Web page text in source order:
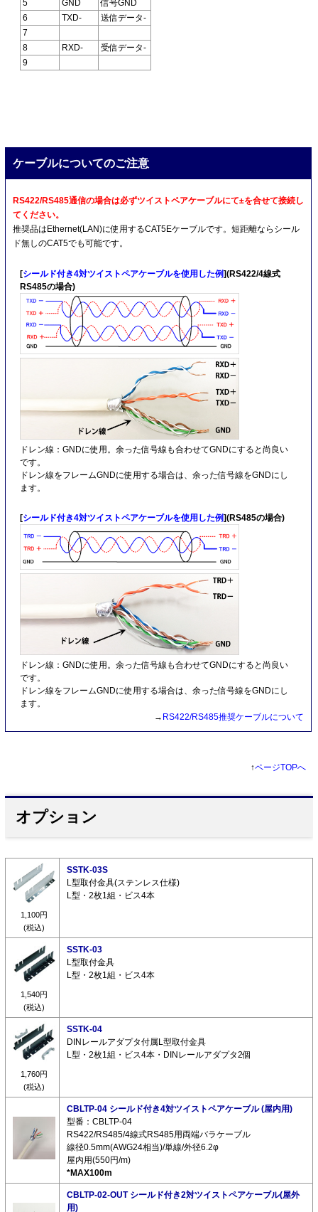
5 GND
信号GND
6
TXD-
送信データ-
7
8
RXD-
受信データ-
9
ケーブルについてのご注意
RS422/RS485通信の場合は必ずツイストペアケーブルにて±を合せて接続し
てください。
推奨品はEthernet(LAN)に使用するCAT5Eケーブルです。短距離ならシール
ド無しのCAT5でも可能です。
[シールド付き4対ツイストペアケーブルを使用した例](RS422/4線式
RS485の場合)
ドレン線：GNDに使用。余った信号線も合わせてGNDにすると尚良い
です。
ドレン線をフレームGNDに使用する場合は、余った信号線をGNDにし
ます。
[シールド付き4対ツイストペアケーブルを使用した例](RS485の場合)
ドレン線：GNDに使用。余った信号線も合わせてGNDにすると尚良い
です。
ドレン線をフレームGNDに使用する場合は、余った信号線をGNDにし
ます。
→ RS422/RS485推奨ケーブルについて
↑ページTOPへ
オプション
1,100円
(税込)
SSTK-03S
L型取付金具(ステンレス仕様)
L型・2枚1組・ビス4本
1,540円
(税込)
SSTK-03
L型取付金具
L型・2枚1組・ビス4本
1,760円
(税込)
SSTK-04
DINレールアダプタ付属L型取付金具
L型・2枚1組・ビス4本・DINレールアダプタ2個
CBLTP-04 シールド付き4対ツイストペアケーブル (屋内用)
型番：CBLTP-04
RS422/RS485/4線式RS485用両端バラケーブル
線径0.5mm(AWG24相当)/単線/外径6.2φ
屋内用(550円/m)
*MAX100m
CBLTP-02-OUT シールド付き2対ツイストペアケーブル(屋外
用)